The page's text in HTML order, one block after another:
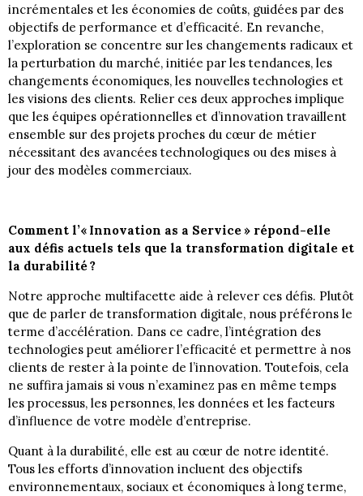
incrémentales et les économies de coûts, guidées par des
objectifs de performance et d’efficacité. En revanche,
l’exploration se concentre sur les changements radicaux et
la perturbation du marché, initiée par les tendances, les
changements économiques, les nouvelles technologies et
les visions des clients. Relier ces deux approches implique
que les équipes opérationnelles et d’innovation travaillent
ensemble sur des projets proches du cœur de métier
nécessitant des avancées technologiques ou des mises à
jour des modèles commerciaux.
Comment l’« Innovation as a Service » répond-elle
aux défis actuels tels que la transformation digitale et
la durabilité ?
Notre approche multifacette aide à relever ces défis. Plutôt
que de parler de transformation digitale, nous préférons le
terme d’accélération. Dans ce cadre, l’intégration des
technologies peut améliorer l’efficacité et permettre à nos
clients de rester à la pointe de l’innovation. Toutefois, cela
ne suffira jamais si vous n’examinez pas en même temps
les processus, les personnes, les données et les facteurs
d’influence de votre modèle d’entreprise.
Quant à la durabilité, elle est au cœur de notre identité.
Tous les efforts d’innovation incluent des objectifs
environnementaux, sociaux et économiques à long terme,